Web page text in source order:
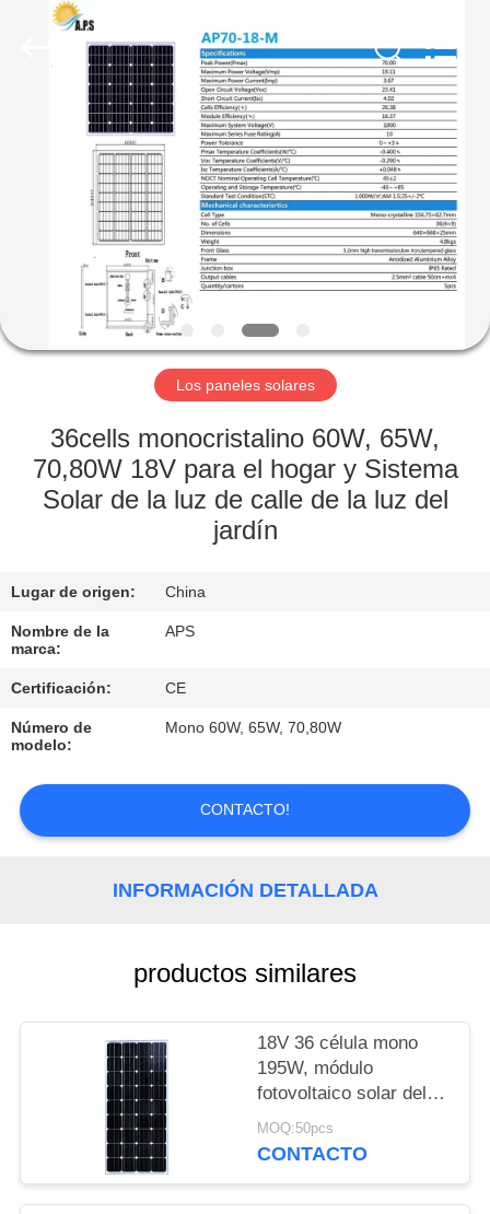
HOGAR
PRODUCTOS
SOBRE
NOSOTROS
VIAJE
FÁBRICA
CALIDAD
ÉNTRENOS
EN
CONTACTO
CON
Los paneles solares
36cells monocristalino 60W, 65W,
70,80W 18V para el hogar y Sistema
Solar de la luz de calle de la luz del
jardín
Lugar de origen: China
Nombre de la
marca:
APS
Certificación: CE
Número de
modelo:
Mono 60W, 65W, 70,80W
CONTACTO!
INFORMACIÓN DETALLADA
productos similares
18V 36 célula mono
195W, módulo
fotovoltaico solar del
módulo monocristalino
200W, protuberancias
MOQ:50pcs
CONTACTO